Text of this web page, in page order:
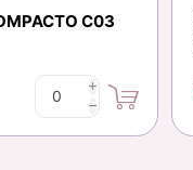
C03
i
h